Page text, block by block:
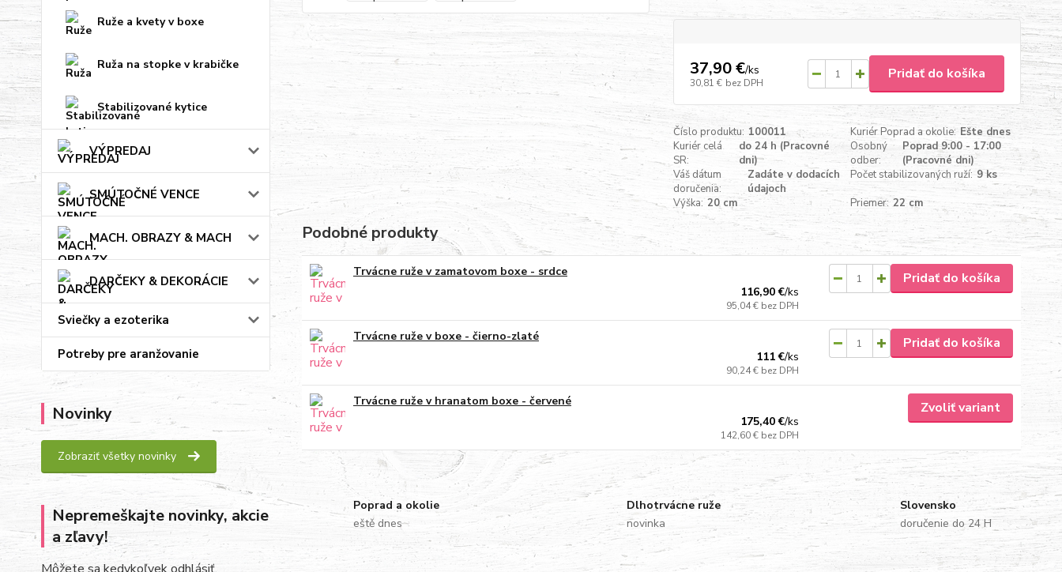
Ruže a kvety v boxe
Ruža na stopke v krabičke
Stabilizované kytice
VÝPREDAJ
SMÚTOČNÉ VENCE
MACH. OBRAZY & MACH
DARČEKY & DEKORÁCIE
Sviečky a ezoterika
Potreby pre aranžovanie
Novinky
Zobraziť všetky novinky
Nepremeškajte novinky, akcie
a zľavy!
37,90 €/ks
30,81 € bez DPH
Pridať do košíka
Číslo produktu: 100011 Kuriér Poprad a okolie: Ešte dnes
Kuriér celá
SR:
do 24 h (Pracovné
dni)
Osobný
odber:
Poprad 9:00 - 17:00
(Pracovné dni)
Váš dátum
doručenia:
Zadáte v dodacích
údajoch
Počet stabilizovaných ruží: 9 ks
Výška: 20 cm Priemer: 22 cm
Podobné produkty
Trvácne ruže v zamatovom boxe - srdce
116,90 €/ks
95,04 € bez DPH
Pridať do košíka
Trvácne ruže v boxe - čierno-zlaté
111 €/ks
90,24 € bez DPH
Pridať do košíka
Trvácne ruže v hranatom boxe - červené
175,40 €/ks
142,60 € bez DPH
Zvoliť variant
Poprad a okolie
eště dnes
Dlhotrvácne ruže
novinka
Slovensko
doručenie do 24 H